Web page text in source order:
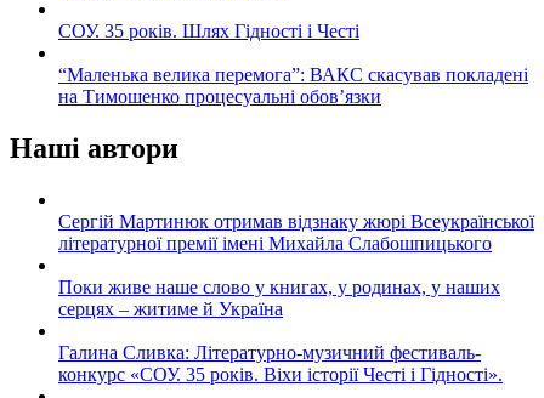
СОУ. 35 років. Шлях Гідності і Честі
“Маленька велика перемога”: ВАКС скасував покладені
на Тимошенко процесуальні обов’язки
Наші автори
Сергій Мартинюк отримав відзнаку жюрі Всеукраїнської
літературної премії імені Михайла Слабошпицького
Поки живе наше слово у книгах, у родинах, у наших
серцях – житиме й Україна
Галина Сливка: Літературно-музичний фестиваль-
конкурс «СОУ. 35 років. Віхи історії Честі і Гідності».